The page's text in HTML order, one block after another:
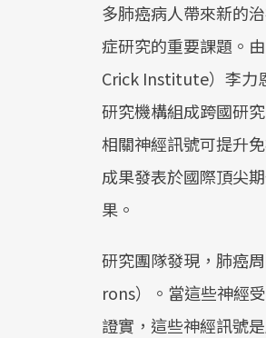
多肺癌病人帶來新的
症研究的重要課題。
Crick Institute）李力
研究機構組成跨國研
相關神經訊號可提升
成果發表於國際頂尖
果。
研究團隊發現，肺癌
rons）。當這些神經
證實，這些神經訊號